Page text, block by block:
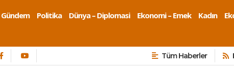
Gündem Politika Dünya – Diplomasi Ekonomi – Emek Kadın
Tüm Haberler